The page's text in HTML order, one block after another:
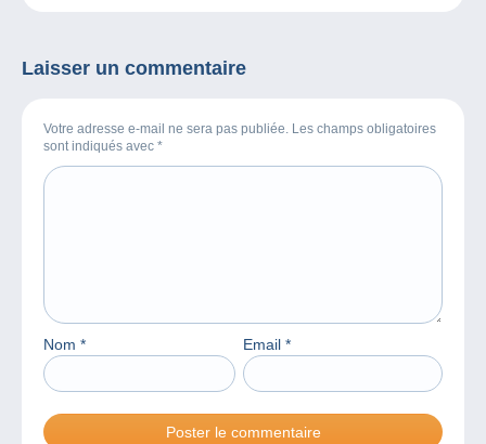
Laisser un commentaire
Votre adresse e-mail ne sera pas publiée. Les champs obligatoires
sont indiqués avec *
Nom * Email *